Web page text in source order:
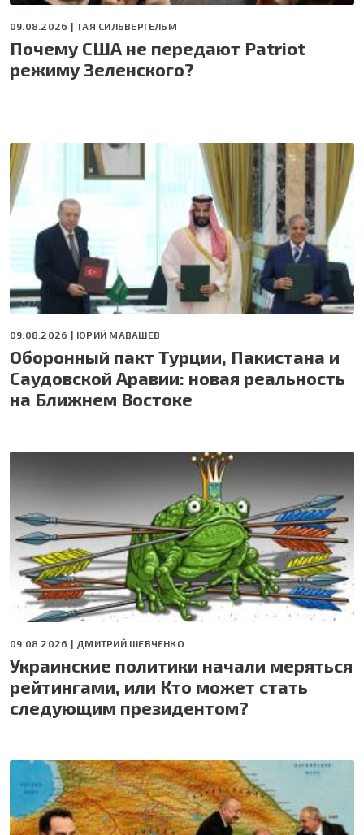
09.08.2026 |ТАЯ СИЛЬВЕРГЕЛЬМ
Почему США не передают Patriot
режиму Зеленского?
09.08.2026 | ЮРИЙ МАВАШЕВ
Оборонный пакт Турции, Пакистана и
Саудовской Аравии: новая реальность
на Ближнем Востоке
09.08.2026 | ДМИТРИЙ ШЕВЧЕНКО
Украинские политики начали меряться
рейтингами, или Кто может стать
следующим президентом?